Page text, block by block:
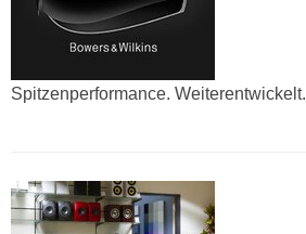
Spitzenperformance. Weiterentwickelt.